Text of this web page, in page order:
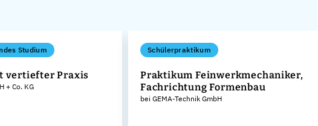
Studium
vertiefter Praxis
+ Co. KG
Schülerpraktikum
Praktikum Feinwerkmechaniker,
Fachrichtung Formenbau
bei GEMA-Technik GmbH